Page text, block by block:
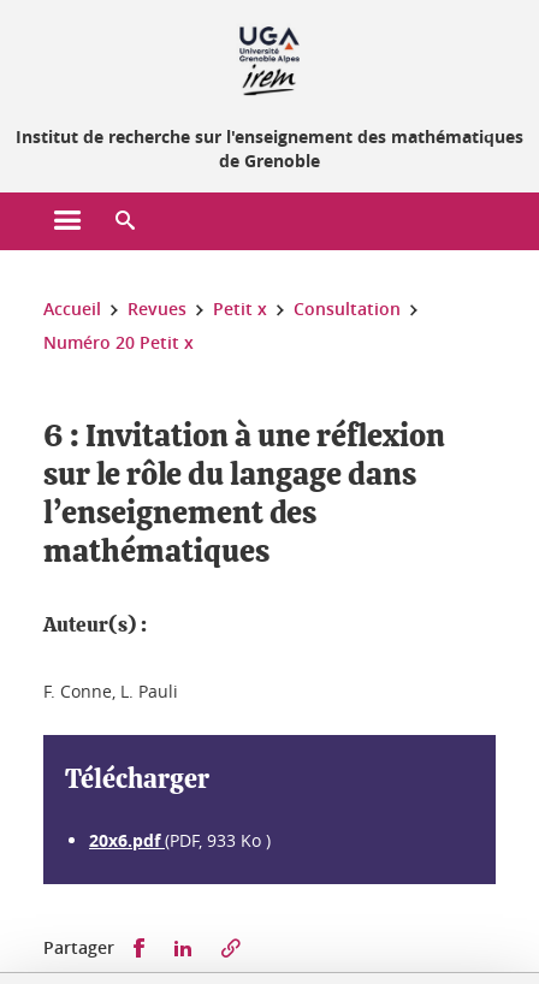
Institut de recherche sur l'enseignement des mathématiques
de Grenoble
Ouvrir le menu principal
Vous êtes ici :
Accueil Revues Petit x
Consultation
Numéro 20 Petit x
6 : Invitation à une réflexion
sur le rôle du langage dans
l’enseignement des
mathématiques
Auteur(s) :
F. Conne, L. Pauli
Télécharger
20x6.pdf(PDF, 933 Ko )
Partager Partager sur Facebook
Partager sur LinkedIn